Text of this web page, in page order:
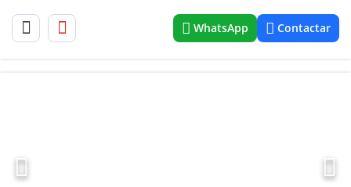
WhatsApp Contactar